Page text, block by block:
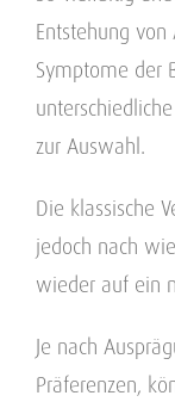
Entstehung
Symptome der
zur Auswahl.
Die klassische
jedoch nach
wieder auf ein
Je nach
Präferenzen,